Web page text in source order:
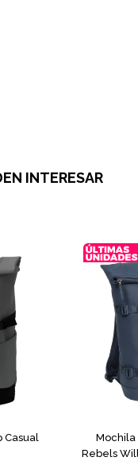
INTERESAR
Casual
Mochila
Rebels